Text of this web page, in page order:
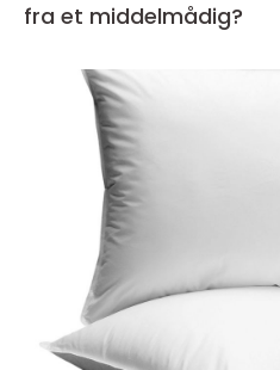
fra et middelmådig?